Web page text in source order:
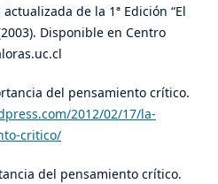
de la 1ª Edición “El
Disponible en Centro
del pensamiento crítico.
2012/02/17/la-
critico/
del pensamiento crítico.